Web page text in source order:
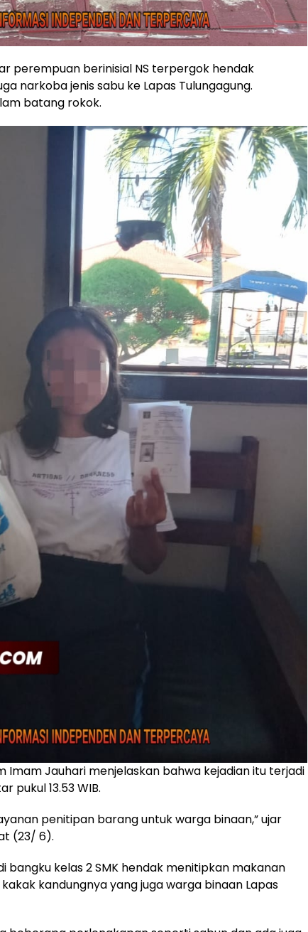
perempuan berinisial NS terpergok hendak
narkoba jenis sabu ke Lapas Tulungagung.
batang rokok.
Imam Jauhari menjelaskan bahwa kejadian itu terjadi
pukul 13.53 WIB.
penitipan barang untuk warga binaan,” ujar
(23/ 6).
bangku kelas 2 SMK hendak menitipkan makanan
kandungnya yang juga warga binaan Lapas